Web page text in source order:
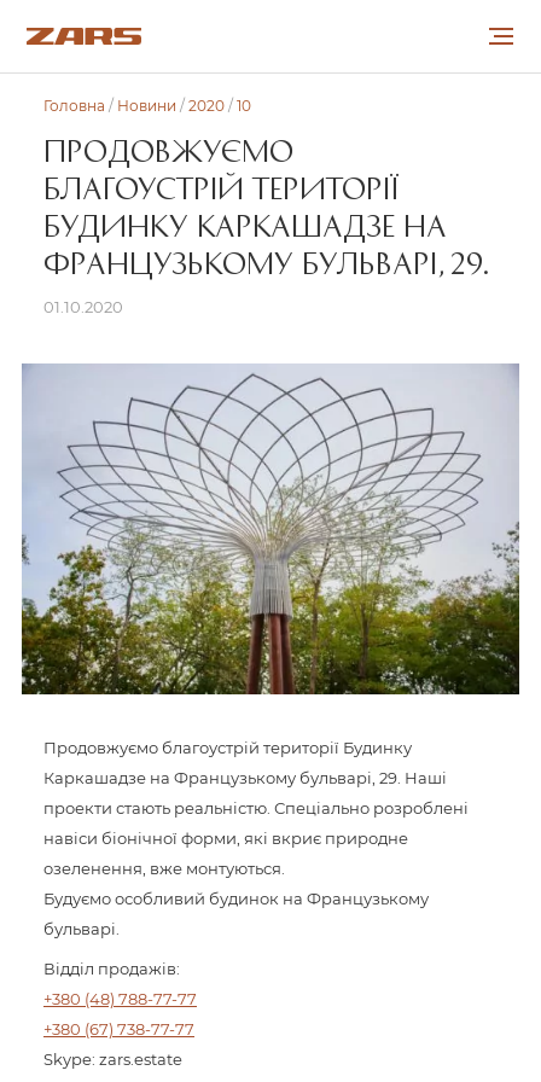
ПРО КОМПАНІЮ
ПРОЕКТИ
СПІВРОБІТНИЦТВО
НОВИНИ
КОНТАКТИ
УКР РУС ENG
Головна / Новини / 2020 / 10
ПРОДОВЖУЄМО
БЛАГОУСТРІЙ ТЕРИТОРІЇ
БУДИНКУ КАРКАШАДЗЕ НА
ФРАНЦУЗЬКОМУ БУЛЬВАРІ, 29.
01.10.2020
Продовжуємо благоустрій території Будинку
Каркашадзе на Французькому бульварі, 29. Наші
проекти стають реальністю. Спеціально розроблені
навіси біонічної форми, які вкриє природне
озеленення, вже монтуються.
Будуємо особливий будинок на Французькому
бульварі.
Відділ продажів:
+380 (48) 788-77-77
+380 (67) 738-77-77
Skype: zars.estate